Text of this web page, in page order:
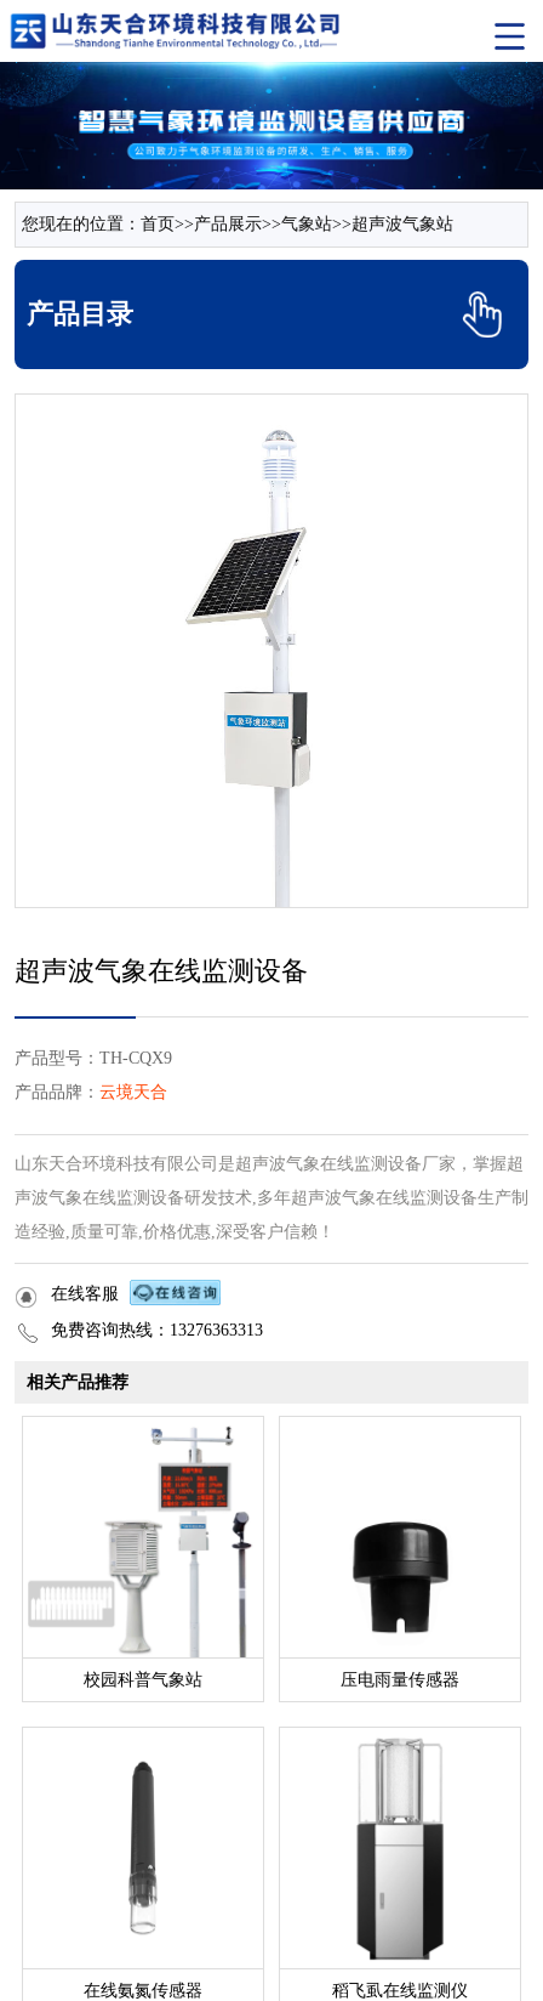
您现在的位置： 首页>>产品展示>>气象站>>超声波气象站
产品目录
超声波气象在线监测设备
产品型号：TH-CQX9
产品品牌： 云境天合
山东天合环境科技有限公司是超声波气象在线监测设备厂家，掌握超
声波气象在线监测设备研发技术,多年超声波气象在线监测设备生产制
造经验,质量可靠,价格优惠,深受客户信赖！
在线客服
免费咨询热线：13276363313
相关产品推荐
校园科普气象站 压电雨量传感器
在线氨氮传感器 稻飞虱在线监测仪